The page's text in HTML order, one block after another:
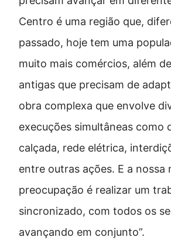
Centro é uma região que,
passado, hoje tem uma
muito mais comércios, além
antigas que precisam de
obra complexa que envolve
execuções simultâneas como
calçada, rede elétrica,
entre outras ações. E a nossa
preocupação é realizar um
sincronizado, com todos os
avançando em conjunto”.